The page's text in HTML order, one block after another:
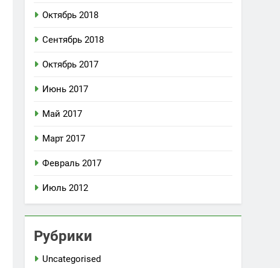
Октябрь 2018
Сентябрь 2018
Октябрь 2017
Июнь 2017
Май 2017
Март 2017
Февраль 2017
Июль 2012
Рубрики
Uncategorised